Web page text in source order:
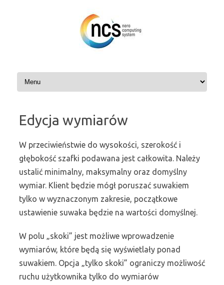
Edycja wymiarów
W przeciwieństwie do wysokości, szerokość i
głębokość szafki podawana jest całkowita. Należy
ustalić minimalny, maksymalny oraz domyślny
wymiar. Klient będzie mógł poruszać suwakiem
tylko w wyznaczonym zakresie, początkowe
ustawienie suwaka będzie na wartości domyślnej.
W polu „skoki” jest możliwe wprowadzenie
wymiarów, które będą się wyświetlały ponad
suwakiem. Opcja „tylko skoki” ograniczy możliwość
ruchu użytkownika tylko do wymiarów